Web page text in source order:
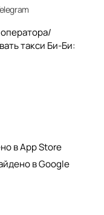
такси Би-Би:
в App Store
в Google